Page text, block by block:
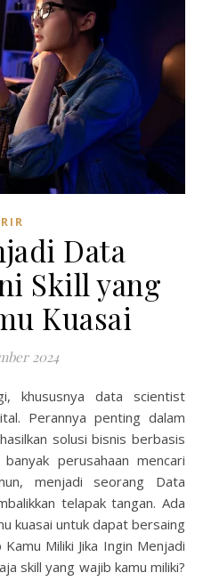
Data
Skill yang
Kuasai
2024
Perannya penting dalam
solusi bisnis berbasis
perusahaan mencari
menjadi seorang Data
telapak tangan. Ada
kuasai untuk dapat bersaing
Miliki Jika Ingin Menjadi
skill yang wajib kamu miliki?